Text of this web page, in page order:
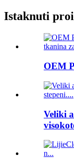
Istaknuti
OEM
Veliki